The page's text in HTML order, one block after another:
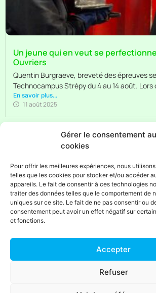
Gérer le consentement
cookies
Pour offrir les meilleures expériences, nous
telles que les cookies pour stocker et/ou accéder
appareils. Le fait de consentir à ces technologies
traiter des données telles que le comportement de
uniques sur ce site. Le fait de ne pas consentir ou
consentement peut avoir un effet négatif sur
et fonctions.
Accepter
Refuser
Un jeune qui en veut se perfectionne
Ouvriers
Quentin Burgraeve, breveté des épreuves
Technocampus Strépy du 4 au 14 août. Lors
En savoir plus...
11 août 2025
Entreprises Ouvriers Enseignants